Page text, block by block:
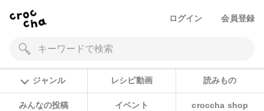
ログイン 会員登録
ジャンル レシピ動画 読みもの
みんなの投稿 イベント croccha shop